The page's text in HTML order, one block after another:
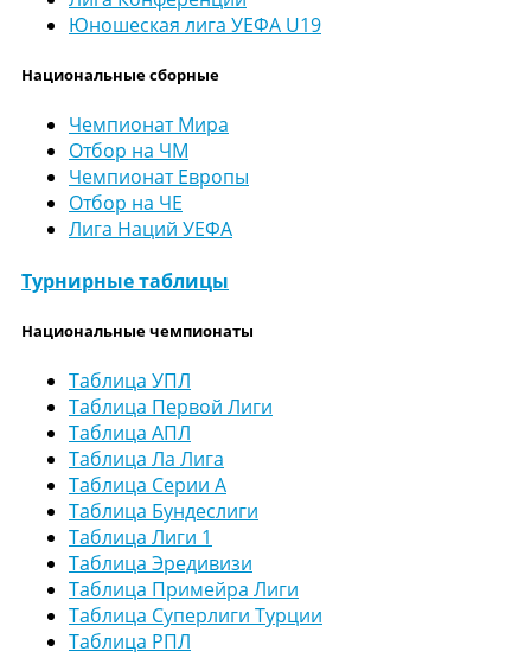
Юношеская лига УЕФА U19
Национальные сборные
Чемпионат Мира
Отбор на ЧМ
Чемпионат Европы
Отбор на ЧЕ
Лига Наций УЕФА
Турнирные таблицы
Национальные чемпионаты
Таблица УПЛ
Таблица Первой Лиги
Таблица АПЛ
Таблица Ла Лига
Таблица Серии А
Таблица Бундеслиги
Таблица Лиги 1
Таблица Эредивизи
Таблица Примейра Лиги
Таблица Суперлиги Турции
Таблица РПЛ